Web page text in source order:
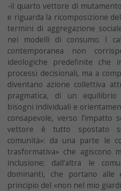
-il quarto vettore di
e riguarda la ricomposizione
termini di aggregazione
nei modelli di consumo. I
contemporanea non
ideologiche predefinite che
processi decisionali, ma a
diventano azione collettiva
pragmatica, di un
bisogni individuali e
consapevole, verso l’impatto
vettore è tutto spostato
comunità»: da una parte le
trasformativa» che agiscono
inclusione; dall’altra le
dominanti, che portano alle
principio del «non nel mio